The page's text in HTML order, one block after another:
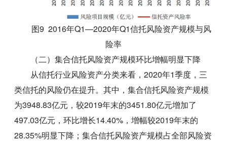
图9 2016年Q1—2020年Q1信托风险资产规模与风
险率
（二）集合信托风险资产规模环比增幅明显下降
从信托行业风险资产分类来看，2020年1季度，三
类信托的风险仍在提升。其中，集合信托风险资产规模
为3948.83亿元，较2019年末的3451.80亿元增加了
497.03亿元，环比增长14.40%，增幅较2019年末的
28.35%明显下降；集合信托风险资产规模占全部风险资